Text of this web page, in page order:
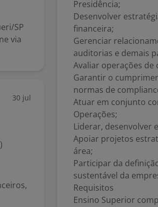
SP
via
30 jul
Presidência;
Desenvolver
financeira;
Gerenciar
auditorias e demais
Avaliar operações de
Garantir o
normas de
Atuar em conjunto
Operações;
Liderar, desenvolver
Apoiar projetos
área;
Participar da
sustentável da
Requisitos
Ensino Superior